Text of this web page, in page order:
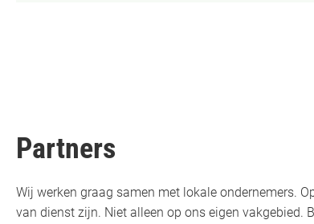
Partners
Wij werken graag samen met lokale ondernemers.
van dienst zijn. Niet alleen op ons eigen vakgebied.